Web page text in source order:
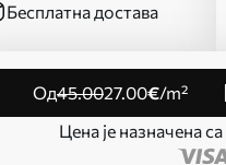
Бесплатна достава
од45.0027.00€/m²
Цена је назначена са